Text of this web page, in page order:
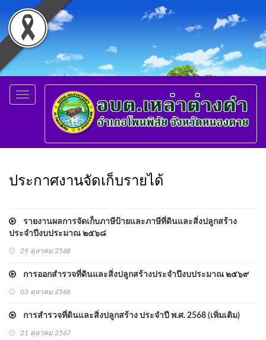
Toggle
navigation
ประกาศงานจัดเก็บรายได้
รายงานผลการจัดเก็บภาษีป้ายและภาษีที่ดินและสิ่งปลูกสร้าง
ประจำปีงบประมาณ ๒๕๖๘
29 ตุลาคม 2568
การออกสำรวจที่ดินและสิ่งปลูกสร้างประจำปีงบประมาณ ๒๕๖๙
03 ตุลาคม 2568
การสำรวจที่ดินและสิ่งปลูกสร้าง ประจำปี พ.ศ. 2568 (เพิ่มเติม)
21 ตุลาคม 2567